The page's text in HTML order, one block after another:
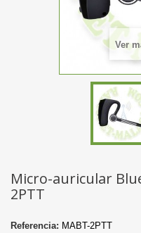
Ver
Micro-auricular
2PTT
Referencia: MABT-2PTT